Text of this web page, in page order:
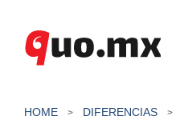
contenido
HOME
DIFERENCIAS